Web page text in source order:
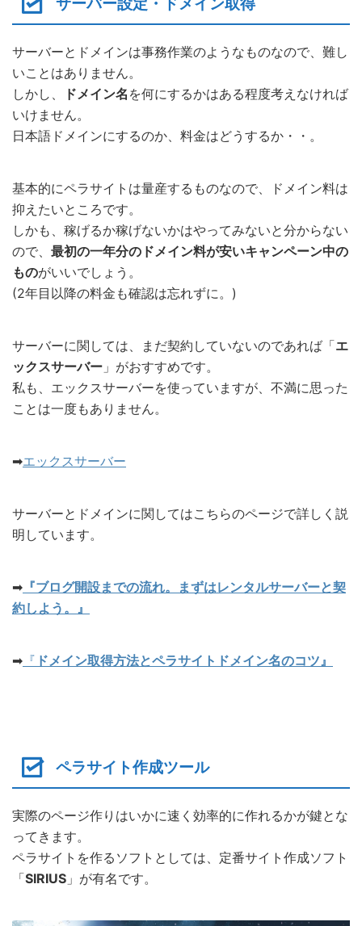
サーバー設定・ドメイン取得
サーバーとドメインは事務作業のようなものなので、難し
いことはありません。
しかし、
ドメイン名 を何にするかはある程度考えなければ
いけません。
日本語ドメインにするのか、料金はどうするか・・。
基本的にペラサイトは量産するものなので、ドメイン料は
抑えたいところです。
しかも、稼げるか稼げないかはやってみないと分からない
ので、 最初の一年分のドメイン料が安いキャンペーン中の
ものがいいでしょう。
(2年目以降の料金も確認は忘れずに。)
サーバーに関しては、まだ契約していないのであれば「エ
ックスサーバー 」がおすすめです。
私も、エックスサーバーを使っていますが、不満に思った
ことは一度もありません。
➡︎エックスサーバー
サーバーとドメインに関してはこちらのページで詳しく説
明しています。
➡︎ 『ブログ開設までの流れ。まずはレンタルサーバーと契
約しよう。』
➡︎ 『 ドメイン取得方法とペラサイトドメイン名のコツ』
ペラサイト作成ツール
実際のページ作りはいかに速く効率的に作れるかが鍵とな
ってきます。
ペラサイトを作るソフトとしては、定番サイト作成ソフト
「SIRIUS 」が有名です。